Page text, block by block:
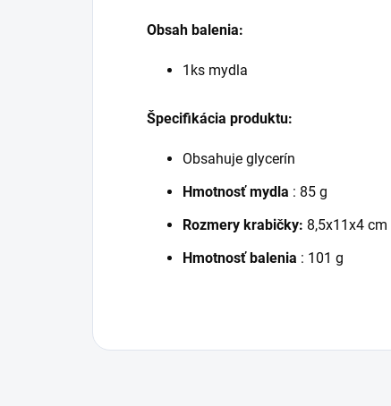
Obsah balenia:
1ks mydla
Špecifikácia produktu:
Obsahuje glycerín
Hmotnosť mydla : 85 g
Rozmery krabičky: 8,5x11x4 cm
Hmotnosť balenia : 101 g